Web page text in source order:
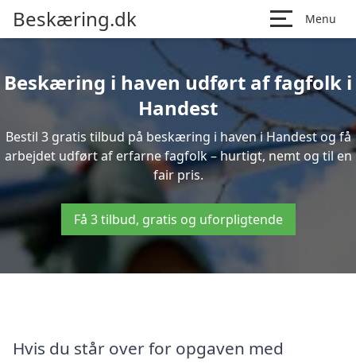
Beskæring.dk Menu
Beskæring i haven udført af fagfolk i
Handest
Bestil 3 gratis tilbud på beskæring i haven i Handest og få
arbejdet udført af erfarne fagfolk – hurtigt, nemt og til en
fair pris.
Få 3 tilbud, gratis og uforpligtende
Hvis du står over for opgaven med